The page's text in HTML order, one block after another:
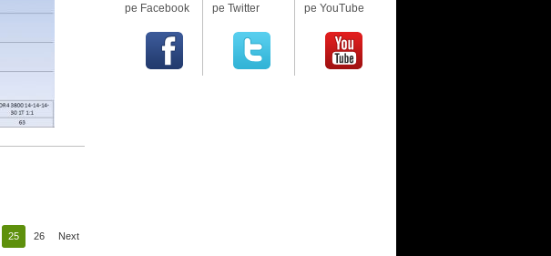
25 26 Next
pe Facebook
pe Twitter
pe YouTube